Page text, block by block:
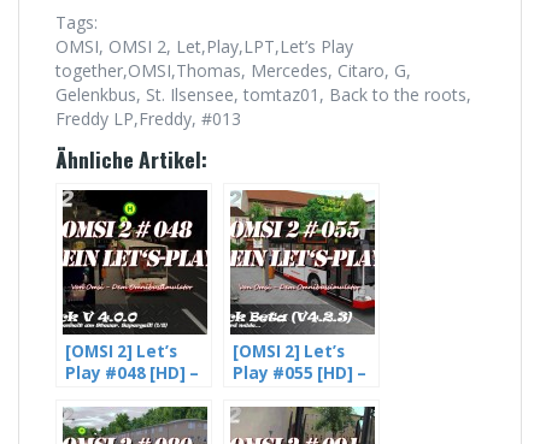
Tags:
OMSI, OMSI 2, Let,Play,LPT,Let’s Play
together,OMSI,Thomas, Mercedes, Citaro, G,
Gelenkbus, St. Ilsensee, tomtaz01, Back to the roots,
Freddy LP,Freddy, #013
Ähnliche Artikel:
[OMSI 2] Let’s
Play #048 [HD] –
Beta –
Trunkenheit am
[OMSI 2] Let’s
Play #055 [HD] –
Müde (4/4)